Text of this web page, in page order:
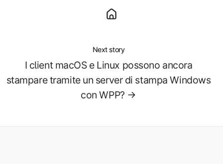
Next story
I client macOS e Linux possono ancora
stampare tramite un server di stampa Windows
con WPP? →